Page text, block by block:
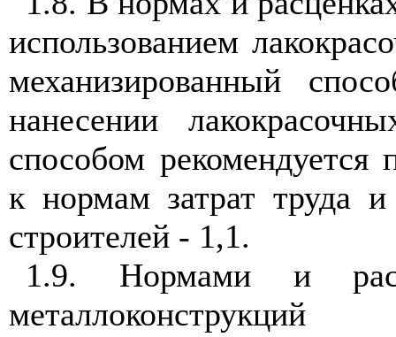
использованием
механизированный
нанесении
способом рекомендуется
к нормам затрат труда
строителей - 1,1.
1.9. Нормами и